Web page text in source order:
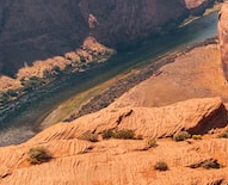
Pусский